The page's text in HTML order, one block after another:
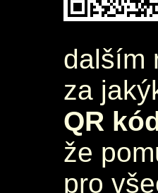
dalším
za
QR
že
pro